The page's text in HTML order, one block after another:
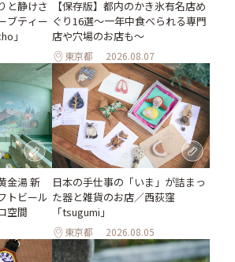
と静けさ
ブティー
」
【保存版】都内のかき氷有名店め
ぐり16選～一年中食べられる専門
店や穴場のお店も～
東京都 2026.08.07
金湯 新
トビール
空間
日本の手仕事の「いま」が詰まっ
た器と雑貨のお店／西荻窪
「tsugumi」
東京都 2026.08.05